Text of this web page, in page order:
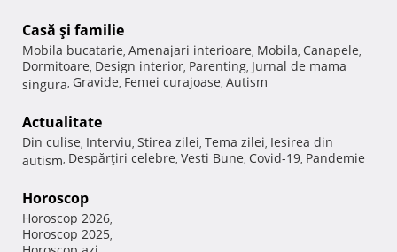
Casă şi familie
Mobila bucatarie, Amenajari interioare, Mobila, Canapele,
Dormitoare, Design interior, Parenting, Jurnal de mama
singura, Gravide, Femei curajoase, Autism
Actualitate
Din culise, Interviu, Stirea zilei, Tema zilei, Iesirea din
autism, Despărţiri celebre, Vesti Bune, Covid-19, Pandemie
Horoscop
Horoscop 2026,
Horoscop 2025,